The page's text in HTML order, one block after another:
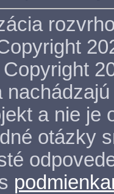
a nie je
otázky